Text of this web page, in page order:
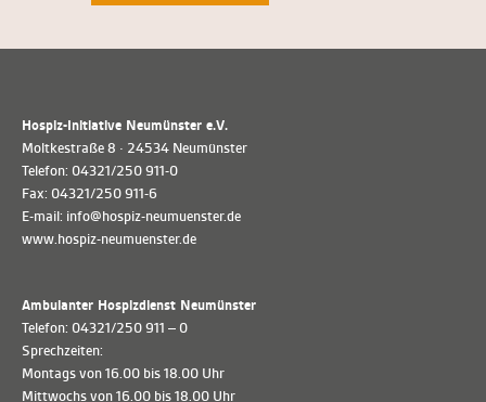
Hospiz-Initiative Neumünster e.V.
Moltkestraße 8 · 24534 Neumünster
Telefon: 04321/250 911-0
Fax: 04321/250 911-6
E-mail: info@hospiz-neumuenster.de
www.hospiz-neumuenster.de
Ambulanter Hospizdienst Neumünster
Telefon: 04321/250 911 – 0
Sprechzeiten:
Montags von 16.00 bis 18.00 Uhr
Mittwochs von 16.00 bis 18.00 Uhr